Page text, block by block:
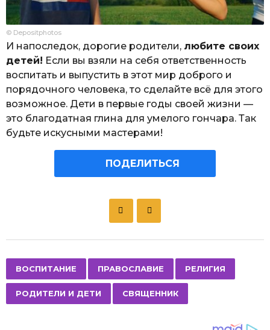
© Depositphotos
И напоследок, дорогие родители, любите своих
детей! Если вы взяли на себя ответственность
воспитать и выпустить в этот мир доброго и
порядочного человека, то сделайте всё для этого
возможное. Дети в первые годы своей жизни —
это благодатная глина для умелого гончара. Так
будьте искусными мастерами!
ПОДЕЛИТЬСЯ
a
g
ВОСПИТАНИЕ ПРАВОСЛАВИЕ РЕЛИГИЯ
РОДИТЕЛИ И ДЕТИ СВЯЩЕННИК